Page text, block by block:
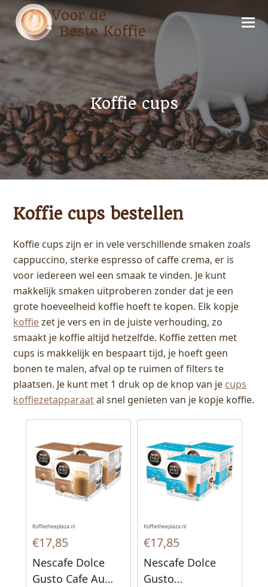
Koffie cups
Koffie cups bestellen
Koffie cups zijn er in vele verschillende smaken zoals
cappuccino, sterke espresso of caffe crema, er is
voor iedereen wel een smaak te vinden. Je kunt
makkelijk smaken uitproberen zonder dat je een
grote hoeveelheid koffie hoeft te kopen. Elk kopje
koffiezet je vers en in de juiste verhouding, zo
smaakt je koffie altijd hetzelfde. Koffie zetten met
cups is makkelijk en bespaart tijd, je hoeft geen
bonen te malen, afval op te ruimen of filters te
plaatsen. Je kunt met 1 druk op de knop van je cups
koffiezetapparaatal snel genieten van je kopje koffie.
Koffietheeplaza.nl
€17,85
Nescafe Dolce
Gusto Cafe Au
Koffietheeplaza.nl
€17,85
Nescafe Dolce
Gusto